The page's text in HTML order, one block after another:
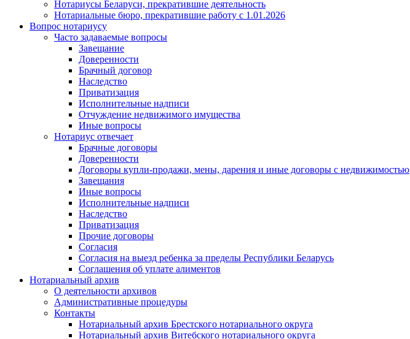
Нотариусы Беларуси, прекратившие деятельность
Нотариальные бюро, прекратившие работу с 1.01.2026
Вопрос нотариусу
Часто задаваемые вопросы
Завещание
Доверенности
Брачный договор
Наследство
Приватизация
Исполнительные надписи
Отчуждение недвижимого имущества
Иные вопросы
Нотариус отвечает
Брачные договоры
Доверенности
Договоры купли-продажи, мены, дарения и иные договоры с недвижимостью
Завещания
Иные вопросы
Исполнительные надписи
Наследство
Приватизация
Прочие договоры
Согласия
Согласия на выезд ребенка за пределы Республики Беларусь
Соглашения об уплате алиментов
Нотариальный архив
О деятельности архивов
Административные процедуры
Контакты
Нотариальный архив Брестского нотариального округа
Нотариальный архив Витебского нотариального округа